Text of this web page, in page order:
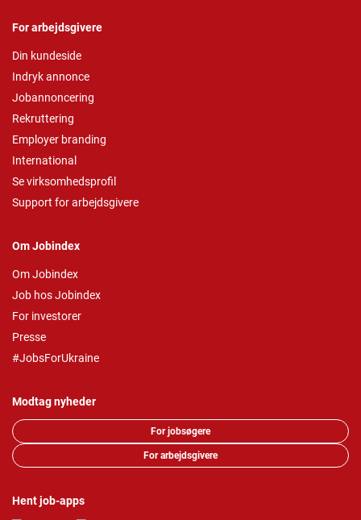
For arbejdsgivere
Din kundeside
Indryk annonce
Jobannoncering
Rekruttering
Employer branding
International
Se virksomhedsprofil
Support for arbejdsgivere
Om Jobindex
Om Jobindex
Job hos Jobindex
For investorer
Presse
#JobsForUkraine
Modtag nyheder
For jobsøgere
For arbejdsgivere
Hent job-apps